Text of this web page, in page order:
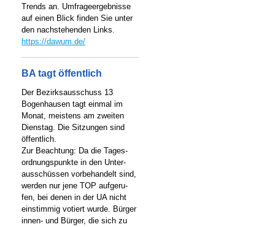
Trends an. Umfrageergebnisse
auf einen Blick finden Sie unter
den nachstehenden Links.
https://dawum.de/
BA tagt öffentlich
Der Bezirksausschuss 13
Bogenhausen tagt einmal im
Monat, meistens am zweiten
Dienstag. Die Sitzungen sind
öffentlich.
Zur Beachtung: Da die Tages-
ordnungspunkte in den Unter-
ausschüssen vorbehandelt sind,
werden nur jene TOP aufgeru-
fen, bei denen in der UA nicht
einstimmig votiert wurde. Bürger
innen- und Bürger, die sich zu